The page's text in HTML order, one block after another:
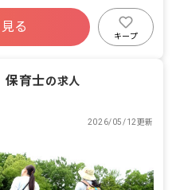
年間休日120日以上
り
社会保険完備
る
キープ
｜保育士の求人
2026/05/12更新